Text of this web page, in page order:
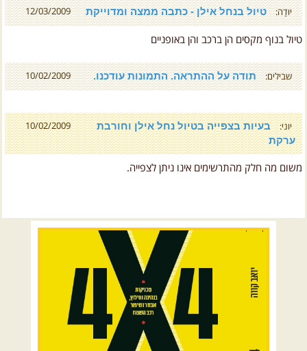
12/03/2009 יוּדָה: טיול בנחל אילן - כתבה ממצה ומדוייקת
טיול בנוף מקסים הן ברכב והן באופניים
10/02/2009 שבילים: תודה על ההתראה. התמונות עודכנו.
10/02/2009 יוני:
בעיות בצפייה בטיול נחל אילן וחורבת
ערקת
משום מה חלק מהתרשימים אינו ניתן לצפייה.